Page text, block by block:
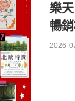
樂
暢銷
2026-